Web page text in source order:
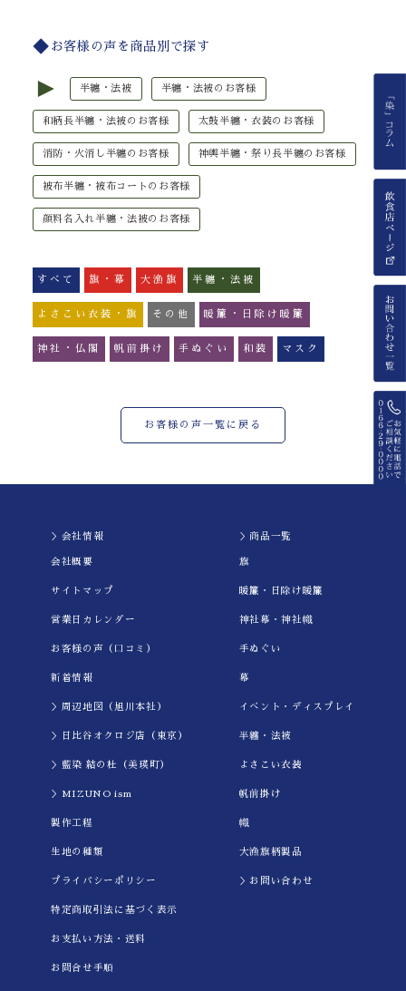
お客様の声を商品別で探す
► 半纏・法被 半纏・法被のお客様
和柄長半纏・法被のお客様 太鼓半纏・衣装のお客様
消防・火消し半纏のお客様 神輿半纏・祭り長半纏のお客様
被布半纏・被布コートのお客様
顔料名入れ半纏・法被のお客様
すべて 旗・幕 大漁旗 半纏・法被
よさこい衣装・旗 その他 暖簾・日除け暖簾
神社・仏閣 帆前掛け 手ぬぐい 和装 マスク
お客様の声一覧に戻る
＞会社情報
会社概要
サイトマップ
営業日カレンダー
お客様の声（口コミ）
新着情報
＞周辺地図（旭川本社）
＞日比谷オクロジ店（東京）
＞藍染 結の杜（美瑛町）
＞MIZUNO ism
製作工程
生地の種類
プライバシーポリシー
特定商取引法に基づく表示
お支払い方法・送料
お問合せ手順
＞商品一覧
旗
暖簾・日除け暖簾
神社幕・神社幟
手ぬぐい
幕
イべント・ディスプレイ
半纏・法被
よさこい衣装
帆前掛け
幟
大漁旗柄製品
＞お問い合わせ